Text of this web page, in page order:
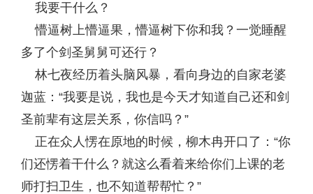
我要干什么？
懵逼树上懵逼果，懵逼树下你和我？一觉睡醒
多了个剑圣舅舅可还行？
林七夜经历着头脑风暴，看向身边的自家老婆
迦蓝：“我要是说，我也是今天才知道自己还和剑
圣前辈有这层关系，你信吗？”
正在众人愣在原地的时候，柳木冉开口了：“你
们还愣着干什么？就这么看着来给你们上课的老
师打扫卫生，也不知道帮帮忙？”